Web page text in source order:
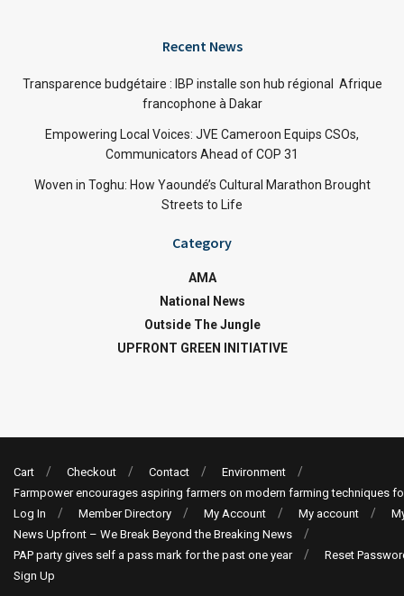
Recent News
Transparence budgétaire : IBP installe son hub régional Afrique
francophone à Dakar
Empowering Local Voices: JVE Cameroon Equips CSOs,
Communicators Ahead of COP 31
Woven in Toghu: How Yaoundé’s Cultural Marathon Brought
Streets to Life
Category
AMA
National News
Outside The Jungle
UPFRONT GREEN INITIATIVE
Cart Checkout Contact
Environment
Farmpower encourages aspiring farmers on modern farming techniques
Log In
Member Directory My Account My account
News Upfront – We Break Beyond the Breaking News
PAP party gives self a pass mark for the past one year
Reset
Sign Up